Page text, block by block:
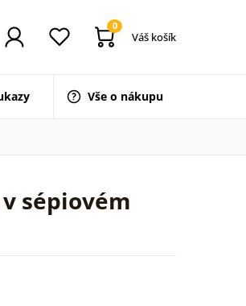
0
Váš košík
Vše o nákupu
sépiovém